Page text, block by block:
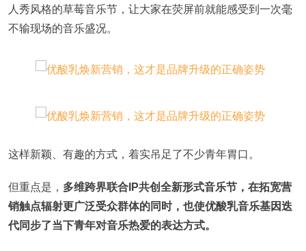
人秀风格的草莓音乐节，让大家在荧屏前就能感受到一次毫
不输现场的音乐盛况。
这样新颖、有趣的方式，着实吊足了不少青年胃口。
但重点是， 多维跨界联合IP共创全新形式音乐节，在拓宽营
销触点辐射更广泛受众群体的同时，也使优酸乳音乐基因迭
代同步了当下青年对音乐热爱的表达方式。